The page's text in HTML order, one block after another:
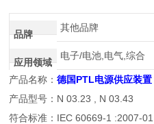
介绍
品牌
其他品牌
应用领域
电子/电池,电气,综合
产品名称：德国PTL电源供应装置
产品型号：N 03.23 , N 03.43
符合标准：IEC 60669-1 :2007-